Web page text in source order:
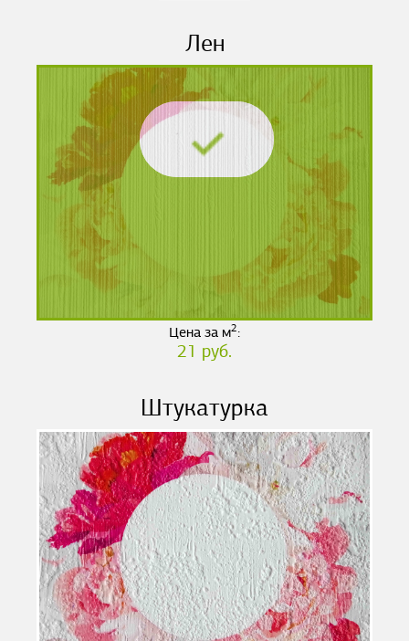
Лен
Цена за м2:
21 руб.
Штукатурка